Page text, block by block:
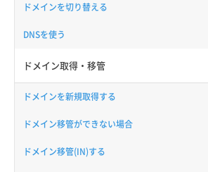
ドメインを切り替える
DNSを使う
ドメイン取得・移管
ドメインを新規取得する
ドメイン移管ができない場合
ドメイン移管(IN)する